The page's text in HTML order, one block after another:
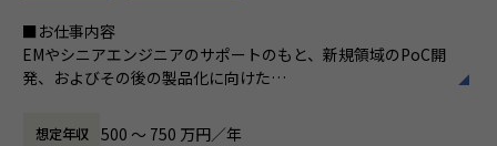
■募集背景
用インフラとして成長を続けてきました。
■お仕事内容
EMやシニアエンジニアのサポートのもと、新規領域のPoC開
発、およびその後の製品化に向けた
実装）を担当いただきます。
想定年収 500 〜 750 万円／年